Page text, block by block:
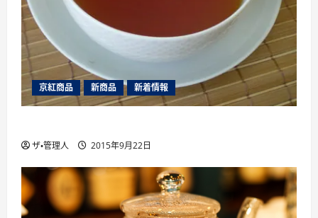
京紅商品 新商品 新着情報
ザ・管理人 2015年9月22日